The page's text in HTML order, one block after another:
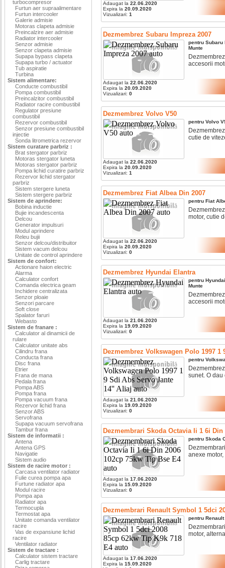
turbocompresor
Furtun aer supraalimentare
Furtun intercooler
Galerie admisie
Motoras clapeta admisie
Preincalzire aer admisie
Radiator intercooler
Senzor admisie
Senzor clapeta admisie
Supapa bypass clapeta
Supapa turbo / actuator
Tub aspiratie
Turbina
Sistem alimentare:
Conducte combustibil
Pompa combustibil
Preincalzitor combustibil
Radiator racire combustibil
Regulator presiune
combustibil
Rezervor combustibil
Senzor presiune combustibil
injectie
Sonda litrometrica rezervor
Sistem curatare parbriz :
Brat stergator parbriz
Motoras stergator luneta
Motoras stergator parbriz
Pompa lichid curatire parbriz
Rezervor lichid stergator
parbriz
Sistem stergere luneta
Sistem stergere parbriz
Sistem de aprindere:
Bobina inductie
Bujie incandescenta
Delcou
Generator impulsuri
Modul aprindere
Releu bujii
Senzor delcou/distribuitor
Sistem vacum delcou
Unitate de control aprindere
Sistem de confort:
Actionare haion electric
Alarma
Calculator confort
Comanda electrica geam
Inchidere centralizata
Senzor ploaie
Senzori parcare
Soft close
Spalator faruri
Webasto
Sistem de franare :
Calculator al dinamicii de
rulare
Calculator unitate abs
Cilindru frana
Conducta frana
Disc frana
Etrier
Frana de mana
Pedala frana
Pompa ABS
Pompa frana
Pompa vacuum frana
Rezervor lichid frana
Senzor ABS
Servofrana
Supapa vacuum servofrana
Tambur frana
Sistem de informatii :
Antena
Antena GPS
Navigatie
Sistem audio
Sistem de racire motor :
Carcasa ventilator radiator
Fulie curea pompa apa
Furtune radiator apa
Modul racire
Pompa apa
Radiator apa
Termocupla
Termostat apa
Unitate comanda ventilator
racire
Vas de expansiune lichid
racire
Ventilator radiator
Sistem de tractare :
Calculator sistem tractare
Carlig tractare
Adaugat la 22.06.2020
Expira la 20.09.2020
Vizualizari: 1
Dezmembrez Subaru Impreza 2007
Adaugat la 22.06.2020
Expira la 20.09.2020
Vizualizari: 0
pentru Subaru
Munte
accesorii
Dezmembrez Volvo V50
Adaugat la 22.06.2020
Expira la 20.09.2020
Vizualizari: 1
pentru Volvo
cutie de
Dezmembrez Fiat Albea Din 2007
Adaugat la 22.06.2020
Expira la 20.09.2020
Vizualizari: 0
pentru Fiat
motor, cutie
Dezmembrez Hyundai Elantra
Adaugat la 21.06.2020
Expira la 19.09.2020
Vizualizari: 0
pentru Hyundai
Munte
accesorii
Dezmembrez Volkswagen Polo 1997
Adaugat la 21.06.2020
Expira la 19.09.2020
Vizualizari: 0
pentru
sunet. O dau
Dezmembrari Skoda Octavia Ii 1 6i Din
Adaugat la 17.06.2020
Expira la 15.09.2020
Vizualizari: 0
pentru Skoda
anexe motor,
Dezmembrari Renault Symbol 1 5dci
Adaugat la 17.06.2020
Expira la 15.09.2020
pentru Renault
motor,